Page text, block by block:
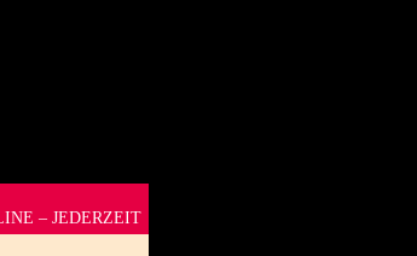
– JEDERZEIT